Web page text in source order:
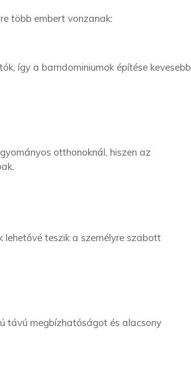
több embert vonzanak:
így a barndominiumok építése kevesebb
otthonoknál, hiszen az
lehetővé teszik a személyre szabott
távú megbízhatóságot és alacsony